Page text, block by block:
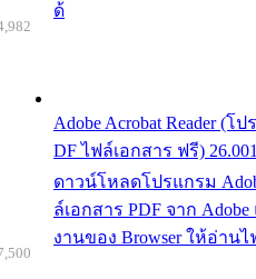
ด้
Adobe Acrobat Reader (
DF ไฟล์เอกสาร ฟรี) 26.001
ดาวน์โหลดโปรแกรม
ล์เอกสาร PDF จาก
งานของ Browser ให้อ่านไ